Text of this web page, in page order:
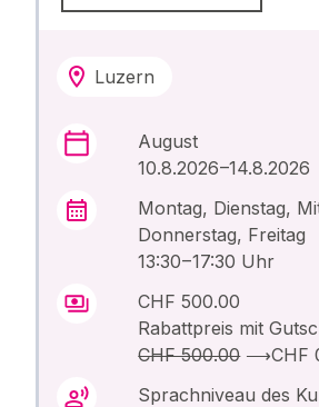
Luzern
August
10.8.2026 –14.8.2026
Montag, Dienstag,
Donnerstag, Freitag
13:30 – 17:30 Uhr
CHF 500.00
Rabattpreis mit
CHF 500.00⟶CHF
Sprachniveau des